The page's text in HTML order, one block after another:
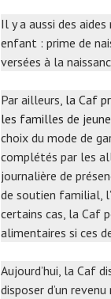
Il y a aussi des
enfant : prime de
versées à la
Par ailleurs, la Caf
les familles de
choix du mode de
complétés par les
journalière de
de soutien familial,
certains cas, la Caf
alimentaires si ces
Aujourd’hui, la Caf
disposer d’un